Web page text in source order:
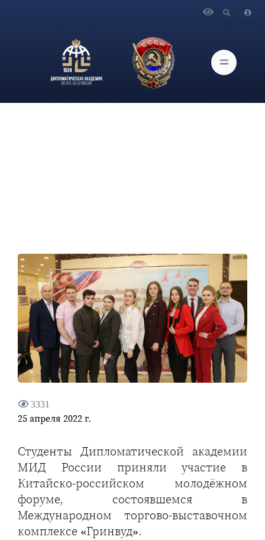
приняли участие в Китайско-российском молодёжном
форуме, состоявшемся в Международном торгово-
выставочном комплексе «Гринвуд».
3331
25 апреля 2022 г.
Студенты Дипломатической академии
МИД России приняли участие в
Китайско-российском молодёжном
форуме, состоявшемся в
Международном торгово-выставочном
комплексе «Гринвуд».